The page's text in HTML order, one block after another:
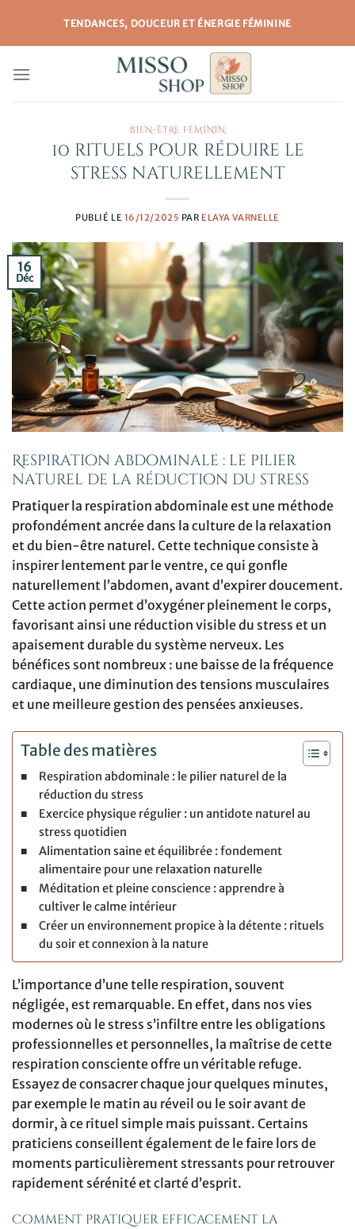
contenu
TENDANCES, DOUCEUR ET ÉNERGIE FÉMININE
BIEN-ÊTRE FÉMININ
10 rituels pour réduire le
stress naturellement
PUBLIÉ LE 16/12/2025 PAR ELAYA VARNELLE
16
Déc
Respiration abdominale : le pilier
naturel de la réduction du stress
Pratiquer la respiration abdominale est une méthode
profondément ancrée dans la culture de la relaxation
et du bien-être naturel. Cette technique consiste à
inspirer lentement par le ventre, ce qui gonfle
naturellement l’abdomen, avant d’expirer doucement.
Cette action permet d’oxygéner pleinement le corps,
favorisant ainsi une réduction visible du stress et un
apaisement durable du système nerveux. Les
bénéfices sont nombreux : une baisse de la fréquence
cardiaque, une diminution des tensions musculaires
et une meilleure gestion des pensées anxieuses.
Table des matières
Respiration abdominale : le pilier naturel de la
réduction du stress
Exercice physique régulier : un antidote naturel au
stress quotidien
Alimentation saine et équilibrée : fondement
alimentaire pour une relaxation naturelle
Méditation et pleine conscience : apprendre à
cultiver le calme intérieur
Créer un environnement propice à la détente : rituels
du soir et connexion à la nature
L’importance d’une telle respiration, souvent
négligée, est remarquable. En effet, dans nos vies
modernes où le stress s’infiltre entre les obligations
professionnelles et personnelles, la maîtrise de cette
respiration consciente offre un véritable refuge.
Essayez de consacrer chaque jour quelques minutes,
par exemple le matin au réveil ou le soir avant de
dormir, à ce rituel simple mais puissant. Certains
praticiens conseillent également de le faire lors de
moments particulièrement stressants pour retrouver
rapidement sérénité et clarté d’esprit.
Comment pratiquer efficacement la